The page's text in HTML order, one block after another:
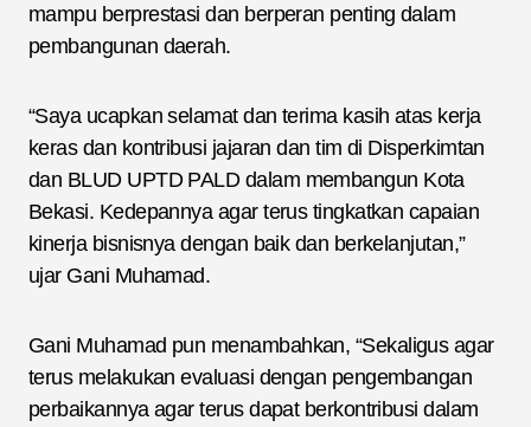
mampu berprestasi dan berperan penting dalam
pembangunan daerah.
“Saya ucapkan selamat dan terima kasih atas kerja
keras dan kontribusi jajaran dan tim di Disperkimtan
dan BLUD UPTD PALD dalam membangun Kota
Bekasi. Kedepannya agar terus tingkatkan capaian
kinerja bisnisnya dengan baik dan berkelanjutan,”
ujar Gani Muhamad.
Gani Muhamad pun menambahkan, “Sekaligus agar
terus melakukan evaluasi dengan pengembangan
perbaikannya agar terus dapat berkontribusi dalam